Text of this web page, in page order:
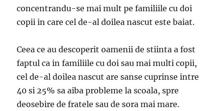
concentrandu-se mai mult pe familiile cu doi
copii in care cel de-al doilea nascut este baiat.
Ceea ce au descoperit oamenii de stiinta a fost
faptul ca in familiile cu doi sau mai multi copii,
cel de-al doilea nascut are sanse cuprinse intre
40 si 25% sa aiba probleme la scoala, spre
deosebire de fratele sau de sora mai mare.